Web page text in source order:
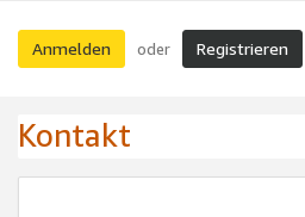
Anmelden oder Registrieren
Kontakt